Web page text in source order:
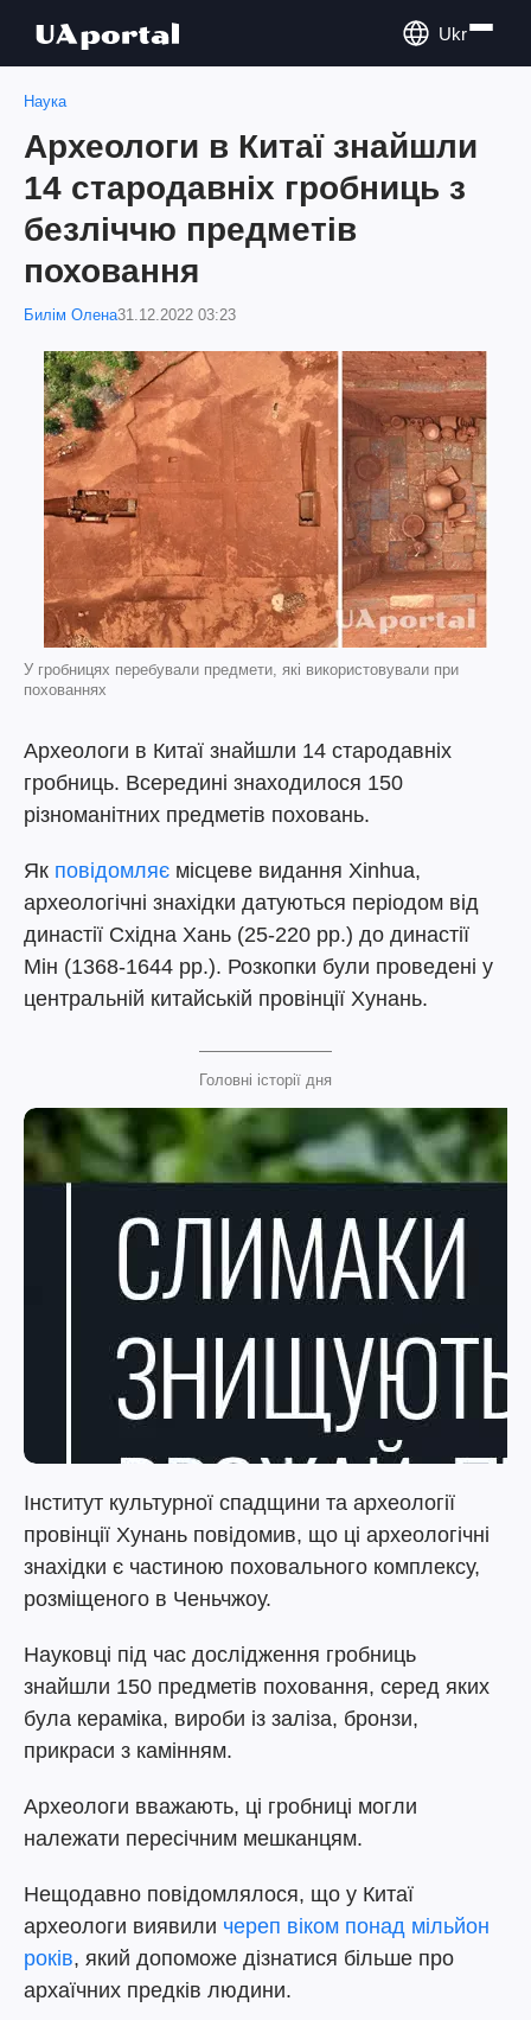
Ukr
Наука
Археологи в Китаї знайшли
14 стародавніх гробниць з
безліччю предметів
поховання
Билім Олена31.12.2022 03:23
У гробницях перебували предмети, які використовували при
похованнях
Археологи в Китаї знайшли 14 стародавніх
гробниць. Всередині знаходилося 150
різноманітних предметів поховань.
Як повідомляє місцеве видання Xinhua,
археологічні знахідки датуються періодом від
династії Східна Хань (25-220 рр.) до династії
Мін (1368-1644 рр.). Розкопки були проведені у
центральній китайській провінції Хунань.
Головні історії дня
Інститут культурної спадщини та археології
провінції Хунань повідомив, що ці археологічні
знахідки є частиною поховального комплексу,
розміщеного в Ченьчжоу.
Науковці під час дослідження гробниць
знайшли 150 предметів поховання, серед яких
була кераміка, вироби із заліза, бронзи,
прикраси з камінням.
Археологи вважають, ці гробниці могли
належати пересічним мешканцям.
Нещодавно повідомлялося, що у Китаї
археологи виявили череп віком понад мільйон
років, який допоможе дізнатися більше про
архаїчних предків людини.